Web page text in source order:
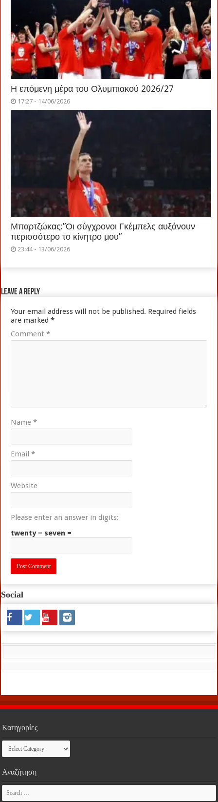
Η επόμενη μέρα του Ολυμπιακού 2026/27
17:27 - 14/06/2026
Μπαρτζώκας:”Οι σύγχρονοι Γκέμπελς αυξάνουν
περισσότερο το κίνητρο μου”
23:44 - 13/06/2026
Leave a Reply
Your email address will not be published. Required fields
are marked*
Comment*
Name*
Email*
Website
Please enter an answer in digits:
twenty − seven =
Social
Κατηγορίες
Κατηγορίες
Αναζήτηση